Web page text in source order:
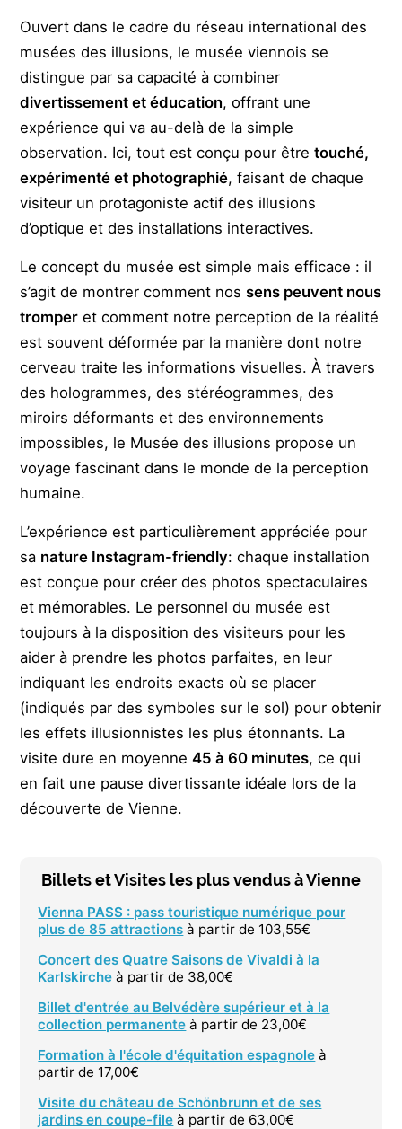
Ouvert dans le cadre du réseau international des
musées des illusions, le musée viennois se
distingue par sa capacité à combiner
divertissement et éducation, offrant une
expérience qui va au-delà de la simple
observation. Ici, tout est conçu pour êtretouché,
expérimenté et photographié, faisant de chaque
visiteur un protagoniste actif des illusions
d’optique et des installations interactives.
Le concept du musée est simple mais efficace : il
s’agit de montrer comment nossens peuvent nous
tromper et comment notre perception de la réalité
est souvent déformée par la manière dont notre
cerveau traite les informations visuelles. À travers
des hologrammes, des stéréogrammes, des
miroirs déformants et des environnements
impossibles, le Musée des illusions propose un
voyage fascinant dans le monde de la perception
humaine.
L’expérience est particulièrement appréciée pour
sa nature Instagram-friendly: chaque installation
est conçue pour créer des photos spectaculaires
et mémorables. Le personnel du musée est
toujours à la disposition des visiteurs pour les
aider à prendre les photos parfaites, en leur
indiquant les endroits exacts où se placer
(indiqués par des symboles sur le sol) pour obtenir
les effets illusionnistes les plus étonnants. La
visite dure en moyenne45 à 60 minutes, ce qui
en fait une pause divertissante idéale lors de la
découverte de Vienne.
Billets et Visites les plus vendus à Vienne
Vienna PASS : pass touristique numérique pour
plus de 85 attractions à partir de 103,55€
Concert des Quatre Saisons de Vivaldi à la
Karlskirche à partir de 38,00€
Billet d'entrée au Belvédère supérieur et à la
collection permanente à partir de 23,00€
Formation à l'école d'équitation espagnole à
partir de 17,00€
Visite du château de Schönbrunn et de ses
jardins en coupe-file à partir de 63,00€